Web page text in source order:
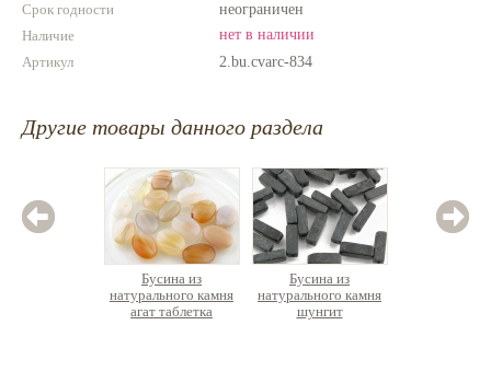
Срок годности
неограничен
Наличие
нет в наличии
Артикул
2.bu.cvarc-834
Другие товары данного раздела
Бусина из
натурального камня
агат таблетка
Бусина из
натурального камня
шунгит